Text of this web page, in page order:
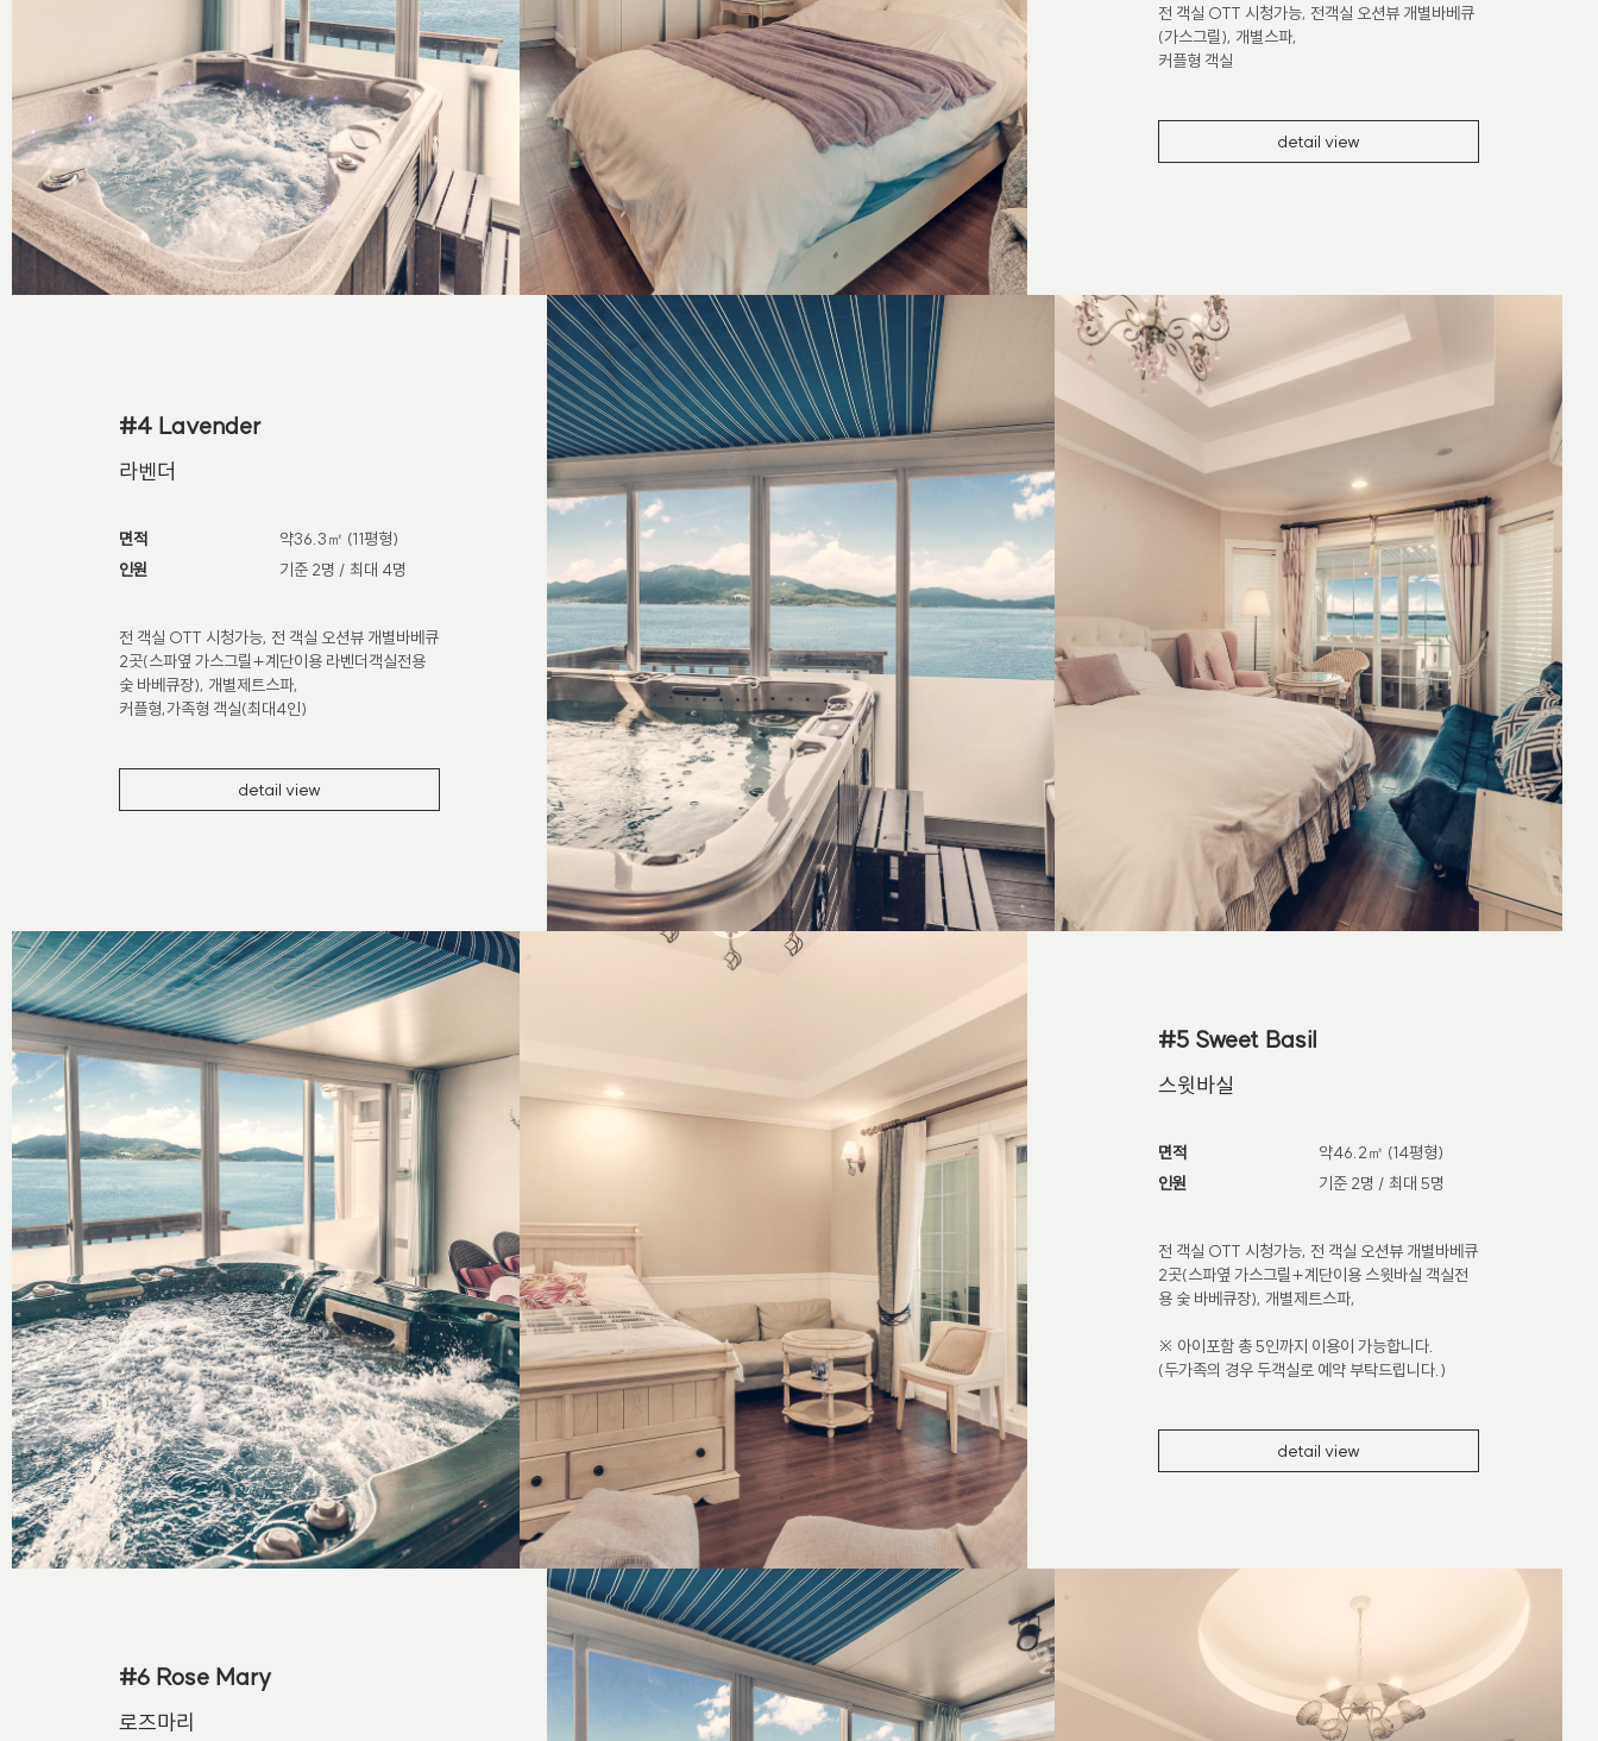
전 객실 OTT 시청가능, 전객실 오션뷰 개별바베큐
(가스그릴), 개별스파,
커플형 객실
detail view
#4 Lavender
라벤더
면적
약36.3㎡ (11평형)
인원
기준 2명 / 최대 4명
전 객실 OTT 시청가능, 전 객실 오션뷰 개별바베큐
2곳(스파옆 가스그릴+계단이용 라벤더객실전용
숯 바베큐장), 개별제트스파,
커플형,가족형 객실(최대4인)
detail view
#5 Sweet Basil
스윗바실
면적
약46.2㎡ (14평형)
인원
기준 2명 / 최대 5명
전 객실 OTT 시청가능, 전 객실 오션뷰 개별바베큐
2곳(스파옆 가스그릴+계단이용 스윗바실 객실전
용 숯 바베큐장), 개별제트스파,
※ 아이포함 총 5인까지 이용이 가능합니다.
(두가족의 경우 두객실로 예약 부탁드립니다.)
detail view
#6 Rose Mary
로즈마리